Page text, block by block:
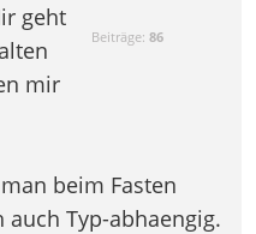
Beiträge:86
geht
mir
beim Fasten
Typ-abhaengig.